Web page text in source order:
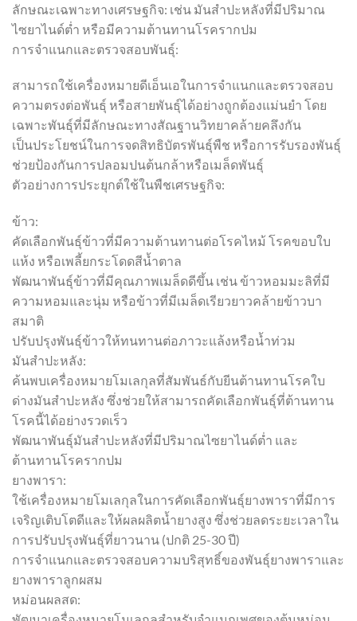
ลักษณะเฉพาะทางเศรษฐกิจ: เช่น มันสำปะหลังที่มีปริมาณ
ไซยาไนด์ต่ำ หรือมีความต้านทานโรครากปม
การจำแนกและตรวจสอบพันธุ์:
สามารถใช้เครื่องหมายดีเอ็นเอในการจำแนกและตรวจสอบ
ความตรงต่อพันธุ์ หรือสายพันธุ์ได้อย่างถูกต้องแม่นยำ โดย
เฉพาะพันธุ์ที่มีลักษณะทางสัณฐานวิทยาคล้ายคลึงกัน
เป็นประโยชน์ในการจดสิทธิบัตรพันธุ์พืช หรือการรับรองพันธุ์
ช่วยป้องกันการปลอมปนต้นกล้าหรือเมล็ดพันธุ์
ตัวอย่างการประยุกต์ใช้ในพืชเศรษฐกิจ:
ข้าว:
คัดเลือกพันธุ์ข้าวที่มีความต้านทานต่อโรคไหม้ โรคขอบใบ
แห้ง หรือเพลี้ยกระโดดสีน้ำตาล
พัฒนาพันธุ์ข้าวที่มีคุณภาพเมล็ดดีขึ้น เช่น ข้าวหอมมะลิที่มี
ความหอมและนุ่ม หรือข้าวที่มีเมล็ดเรียวยาวคล้ายข้าวบา
สมาติ
ปรับปรุงพันธุ์ข้าวให้ทนทานต่อภาวะแล้งหรือน้ำท่วม
มันสำปะหลัง:
ค้นพบเครื่องหมายโมเลกุลที่สัมพันธ์กับยีนต้านทานโรคใบ
ด่างมันสำปะหลัง ซึ่งช่วยให้สามารถคัดเลือกพันธุ์ที่ต้านทาน
โรคนี้ได้อย่างรวดเร็ว
พัฒนาพันธุ์มันสำปะหลังที่มีปริมาณไซยาไนด์ต่ำ และ
ต้านทานโรครากปม
ยางพารา:
ใช้เครื่องหมายโมเลกุลในการคัดเลือกพันธุ์ยางพาราที่มีการ
เจริญเติบโตดีและให้ผลผลิตน้ำยางสูง ซึ่งช่วยลดระยะเวลาใน
การปรับปรุงพันธุ์ที่ยาวนาน (ปกติ 25-30 ปี)
การจำแนกและตรวจสอบความบริสุทธิ์ของพันธุ์ยางพาราและ
ยางพาราลูกผสม
หม่อนผลสด: